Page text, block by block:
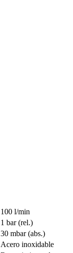
100 l/min
1 bar (rel.)
30 mbar (abs.)
Acero inoxidable